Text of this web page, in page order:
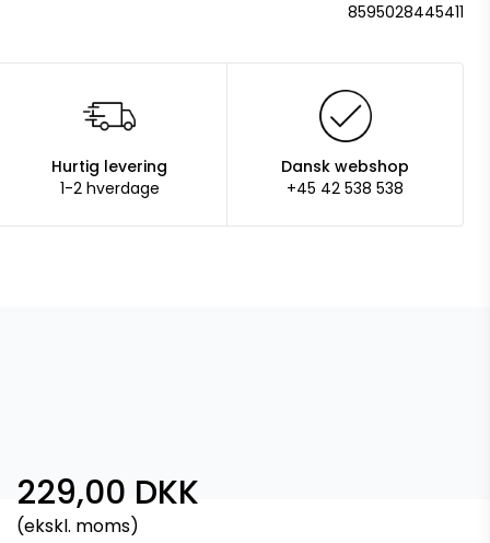
8595028445411
Hurtig levering
1-2 hverdage
Dansk webshop
+45 42 538 538
229,00 DKK
(ekskl. moms)